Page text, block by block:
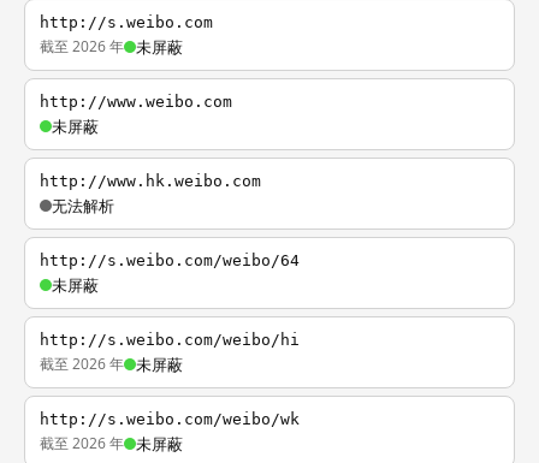
http://s.weibo.com
截至 2026 年 未屏蔽
http://www.weibo.com
未屏蔽
http://www.hk.weibo.com
无法解析
http://s.weibo.com/weibo/64
未屏蔽
http://s.weibo.com/weibo/hi
截至 2026 年 未屏蔽
http://s.weibo.com/weibo/wk
截至 2026 年 未屏蔽